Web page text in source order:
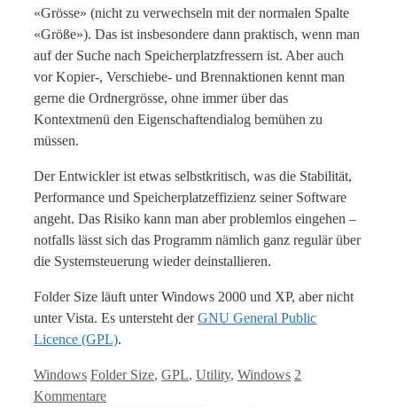
«Grösse» (nicht zu verwechseln mit der normalen Spalte
«Größe»). Das ist insbesondere dann praktisch, wenn man
auf der Suche nach Speicherplatzfressern ist. Aber auch
vor Kopier-, Verschiebe- und Brennaktionen kennt man
gerne die Ordnergrösse, ohne immer über das
Kontextmenü den Eigenschaftendialog bemühen zu
müssen.
Der Entwickler ist etwas selbstkritisch, was die Stabilität,
Performance und Speicherplatzeffizienz seiner Software
angeht. Das Risiko kann man aber problemlos eingehen –
notfalls lässt sich das Programm nämlich ganz regulär über
die Systemsteuerung wieder deinstallieren.
Folder Size läuft unter Windows 2000 und XP, aber nicht
unter Vista. Es untersteht derGNU General Public
Licence (GPL).
Kategorien
Windows Tags
Folder Size, GPL, Utility, Windows 2
Kommentare